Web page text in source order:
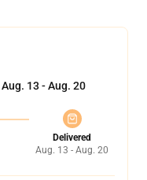
Aug. 13 - Aug. 20
Delivered
Aug. 13 - Aug. 20